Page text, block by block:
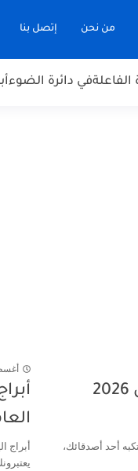
من نحن إتصل بنا
الفاعلةفي دائرة الضوء
أبراج اليوم السبت 8 أغسطس 2026
أحد أصدقائك،
أغسطس
أبراج